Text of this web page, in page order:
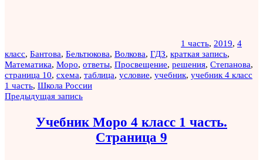
1 часть, 2019, 4
класс, Бантова, Бельтюкова, Волкова, ГДЗ, краткая запись,
Математика, Моро, ответы, Просвещение, решения, Степанова,
страница 10, схема, таблица, условие, учебник, учебник 4 класс
1 часть, Школа России
Навигация
записям
Предыдущая запись
Учебник Моро 4 класс 1 часть.
Страница 9